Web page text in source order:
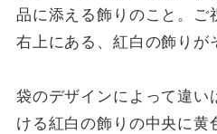
品に添える飾りのこと。ご
右上にある、紅白の飾りが
袋のデザインによって違い
ける紅白の飾りの中央に黄